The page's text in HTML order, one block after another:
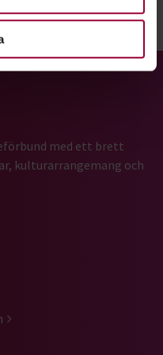
E-mail
med ett brett
kulturarrangemang och